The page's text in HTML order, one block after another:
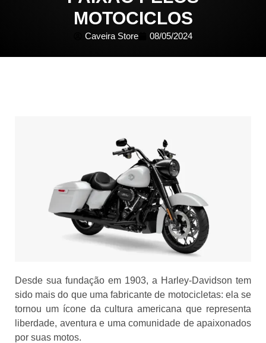
MOTOCICLOS
Caveira Store 08/05/2024
Desde sua fundação em 1903, a Harley-Davidson tem
sido mais do que uma fabricante de motocicletas: ela se
tornou um ícone da cultura americana que representa
liberdade, aventura e uma comunidade de apaixonados
por suas motos.